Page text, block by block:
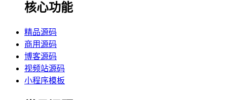
核心功能
精品源码
商用源码
博客源码
视频站源码
小程序模板